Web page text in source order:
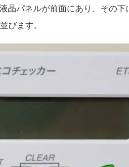
晶パネルが前面にあり、その下
びます。